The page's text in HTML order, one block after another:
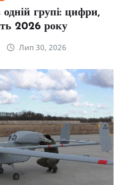
групі: цифри,
2026 року
Лип 30, 2026